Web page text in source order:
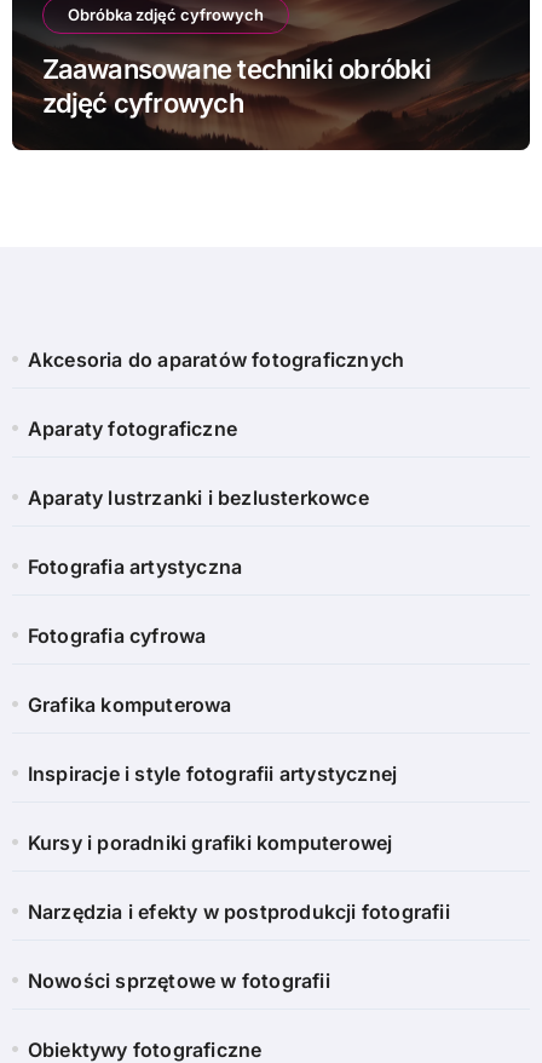
Obróbka zdjęć cyfrowych
Zaawansowane techniki obróbki
zdjęć cyfrowych
Akcesoria do aparatów fotograficznych
Aparaty fotograficzne
Aparaty lustrzanki i bezlusterkowce
Fotografia artystyczna
Fotografia cyfrowa
Grafika komputerowa
Inspiracje i style fotografii artystycznej
Kursy i poradniki grafiki komputerowej
Narzędzia i efekty w postprodukcji fotografii
Nowości sprzętowe w fotografii
Obiektywy fotograficzne